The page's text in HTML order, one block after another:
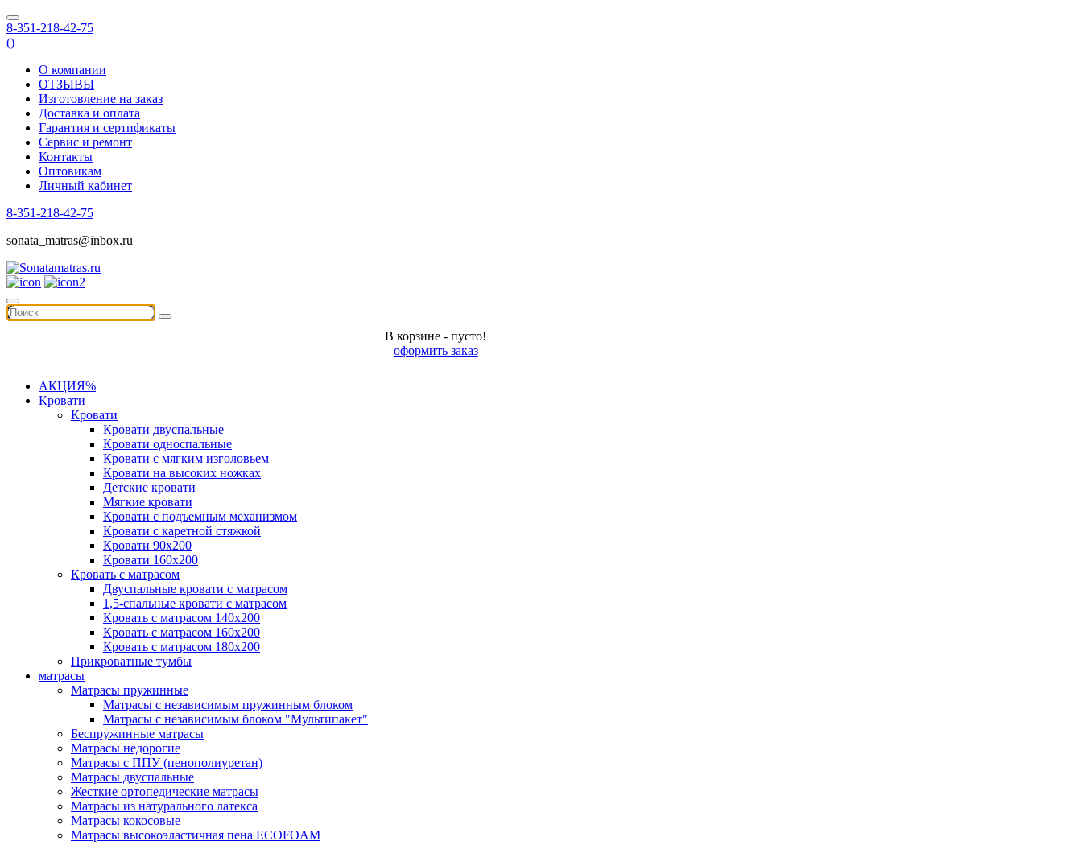
8-351-218-42-75
()
О компании
ОТЗЫВЫ
Изготовление на заказ
Доставка и оплата
Гарантия и сертификаты
Сервис и ремонт
Контакты
Оптовикам
Личный кабинет
8-351-218-42-75
sonata_matras@inbox.ru
В корзине - пусто!
оформить заказ
АКЦИЯ%
Кровати
Кровати
Кровати двуспальные
Кровати односпальные
Кровати с мягким изголовьем
Кровати на высоких ножках
Детские кровати
Мягкие кровати
Кровати с подъемным механизмом
Кровати с каретной стяжкой
Кровати 90х200
Кровати 160х200
Кровать с матрасом
Двуспальные кровати с матрасом
1,5-спальные кровати с матрасом
Кровать с матрасом 140х200
Кровать с матрасом 160х200
Кровать с матрасом 180х200
Прикроватные тумбы
матрасы
Матрасы пружинные
Матрасы с независимым пружинным блоком
Матрасы с независимым блоком "Мультипакет"
Беспружинные матрасы
Матрасы недорогие
Матрасы с ППУ (пенополиуретан)
Матрасы двуспальные
Жесткие ортопедические матрасы
Матрасы из натурального латекса
Матрасы кокосовые
Матрасы высокоэластичная пена ECOFOAM